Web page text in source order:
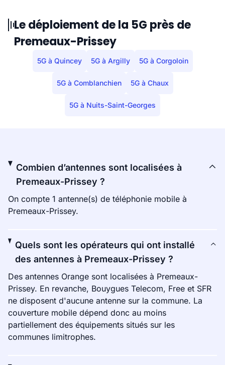
Le déploiement de la 5G près de
Premeaux-Prissey
5G à Quincey 5G à Argilly 5G à Corgoloin
5G à Comblanchien 5G à Chaux
5G à Nuits-Saint-Georges
Combien d’antennes sont localisées à
Premeaux-Prissey ?
On compte 1 antenne(s) de téléphonie mobile à
Premeaux-Prissey.
Quels sont les opérateurs qui ont installé
des antennes à Premeaux-Prissey ?
Des antennes Orange sont localisées à Premeaux-
Prissey. En revanche, Bouygues Telecom, Free et SFR
ne disposent d'aucune antenne sur la commune. La
couverture mobile dépend donc au moins
partiellement des équipements situés sur les
communes limitrophes.